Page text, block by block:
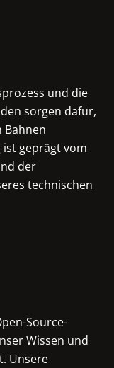
und die
sorgen dafür,
Bahnen
geprägt vom
der
technischen
Source-
Wissen und
Unsere